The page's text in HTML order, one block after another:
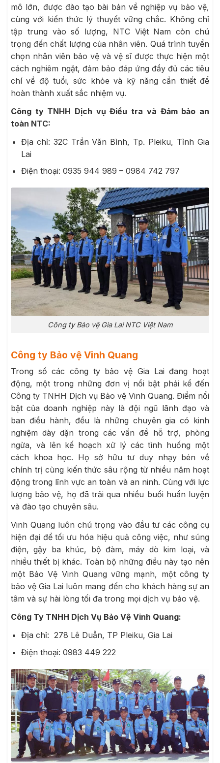
mô lớn, được đào tạo bài bản về nghiệp vụ bảo vệ,
cùng với kiến thức lý thuyết vững chắc. Không chỉ
tập trung vào số lượng, NTC Việt Nam còn chú
trọng đến chất lượng của nhân viên. Quá trình tuyển
chọn nhân viên bảo vệ và vệ sĩ được thực hiện một
cách nghiêm ngặt, đảm bảo đáp ứng đầy đủ các tiêu
chí về độ tuổi, sức khỏe và kỹ năng cần thiết để
hoàn thành xuất sắc nhiệm vụ.
Công ty TNHH Dịch vụ Điều tra và Đảm bảo an
toàn NTC:
Địa chỉ: 32C Trần Văn Bình, Tp. Pleiku, Tỉnh Gia
Lai
Điện thoại: 0935 944 989 – 0984 742 797
Công ty Bảo vệ Gia Lai NTC Việt Nam
Công ty Bảo vệ Vinh Quang
Trong số các công ty bảo vệ Gia Lai đang hoạt
động, một trong những đơn vị nổi bật phải kể đến
Công ty TNHH Dịch vụ Bảo vệ Vinh Quang. Điểm nổi
bật của doanh nghiệp này là đội ngũ lãnh đạo và
ban điều hành, đều là những chuyên gia có kinh
nghiệm dày dặn trong các vấn đề hỗ trợ, phòng
ngừa, và lên kế hoạch xử lý các tình huống một
cách khoa học. Họ sở hữu tư duy nhạy bén về
chính trị cùng kiến thức sâu rộng từ nhiều năm hoạt
động trong lĩnh vực an toàn và an ninh. Cùng với lực
lượng bảo vệ, họ đã trải qua nhiều buổi huấn luyện
và đào tạo chuyên sâu.
Vinh Quang luôn chú trọng vào đầu tư các công cụ
hiện đại để tối ưu hóa hiệu quả công việc, như súng
điện, gậy ba khúc, bộ đàm, máy dò kim loại, và
nhiều thiết bị khác. Toàn bộ những điều này tạo nên
một Bảo Vệ Vinh Quang vững mạnh, một công ty
bảo vệ Gia Lai luôn mang đến cho khách hàng sự an
tâm và sự hài lòng tối đa trong mọi dịch vụ bảo vệ.
Công Ty TNHH Dịch Vụ Bảo Vệ Vinh Quang:
Địa chỉ: 278 Lê Duẫn, TP Pleiku, Gia Lai
Điện thoại: 0983 449 222